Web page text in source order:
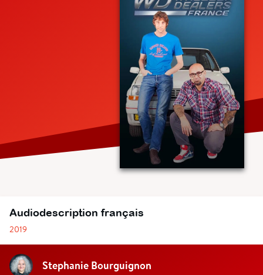
Audiodescription français
2019
Stephanie Bourguignon